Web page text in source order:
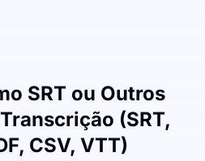
SRT ou Outros
(SRT,
CSV, VTT)